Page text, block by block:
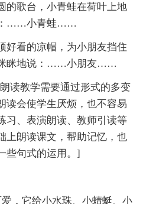
歌台，小青蛙在荷叶上地
：……小青蛙……
看的凉帽，为小朋友挡住
眯眯地说：……小朋友……
教学需要通过形式的多变
读会使学生厌烦，也不容易
习、表演朗读、教师引读等
上朗读课文，帮助记忆，也
些句式的运用。]
它给小水珠、小蜻蜓、小